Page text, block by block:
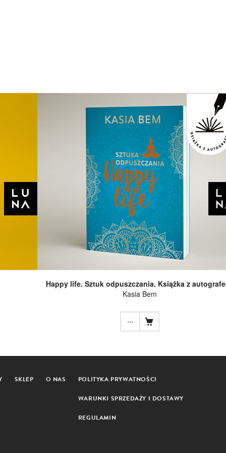
Happy life. Sztuk odpuszczania. Książka z
Kasia Bem
...
SKLEP O NAS POLITYKA PRYWATNOŚCI
WARUNKI SPRZEDAŻY I DOSTAWY
REGULAMIN